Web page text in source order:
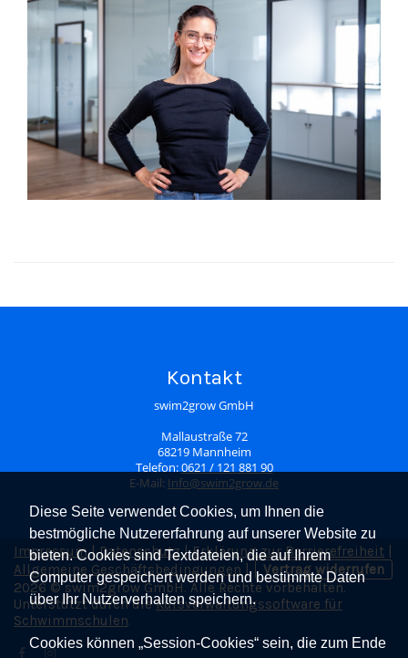
Diese Seite verwendet Cookies, um Ihnen die
bestmögliche Nutzererfahrung auf unserer Website zu
bieten. Cookies sind Textdateien, die auf Ihrem
Computer gespeichert werden und bestimmte Daten
über Ihr Nutzerverhalten speichern.
Cookies können „Session-Cookies“ sein, die zum Ende
Kontakt
swim2grow GmbH
Mallaustraße 72
68219 Mannheim
Telefon:0621 / 121 881 90
E-Mail: Info@swim2grow.de
Impressum|Datenschutz|Erklärung zur Barrierefreiheit
Allgemeine Geschäftsbedingungen |
Vertrag widerrufen
2026 © swim2grow GmbH. Alle Rechte vorbehalten.
Unterstützt durch dieKursverwaltungssoftware für
Schwimmschulen.